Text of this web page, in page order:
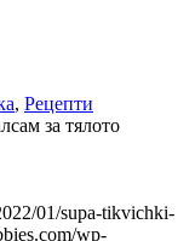
, Рецепти
за тялото
01/supa-tikvichki-
wp-